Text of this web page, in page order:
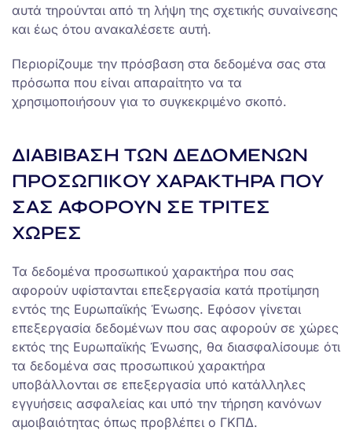
αυτά τηρούνται από τη λήψη της σχετικής συναίνεσης
και έως ότου ανακαλέσετε αυτή.
Περιορίζουμε την πρόσβαση στα δεδομένα σας στα
πρόσωπα που είναι απαραίτητο να τα
χρησιμοποιήσουν για το συγκεκριμένο σκοπό.
ΔΙΑΒΙΒΑΣΗ ΤΩΝ ΔΕΔΟΜΕΝΩΝ
ΠΡΟΣΩΠΙΚΟΥ ΧΑΡΑΚΤΗΡΑ ΠΟΥ
ΣΑΣ ΑΦΟΡΟΥΝ ΣΕ ΤΡΙΤΕΣ
ΧΩΡΕΣ
Τα δεδομένα προσωπικού χαρακτήρα που σας
αφορούν υφίστανται επεξεργασία κατά προτίμηση
εντός της Ευρωπαϊκής Ένωσης. Εφόσον γίνεται
επεξεργασία δεδομένων που σας αφορούν σε χώρες
εκτός της Ευρωπαϊκής Ένωσης, θα διασφαλίσουμε ότι
τα δεδομένα σας προσωπικού χαρακτήρα
υποβάλλονται σε επεξεργασία υπό κατάλληλες
εγγυήσεις ασφαλείας και υπό την τήρηση κανόνων
αμοιβαιότητας όπως προβλέπει ο ΓΚΠΔ.